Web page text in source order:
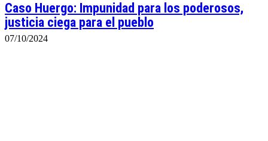
Caso Huergo: Impunidad para los poderosos,
justicia ciega para el pueblo
07/10/2024